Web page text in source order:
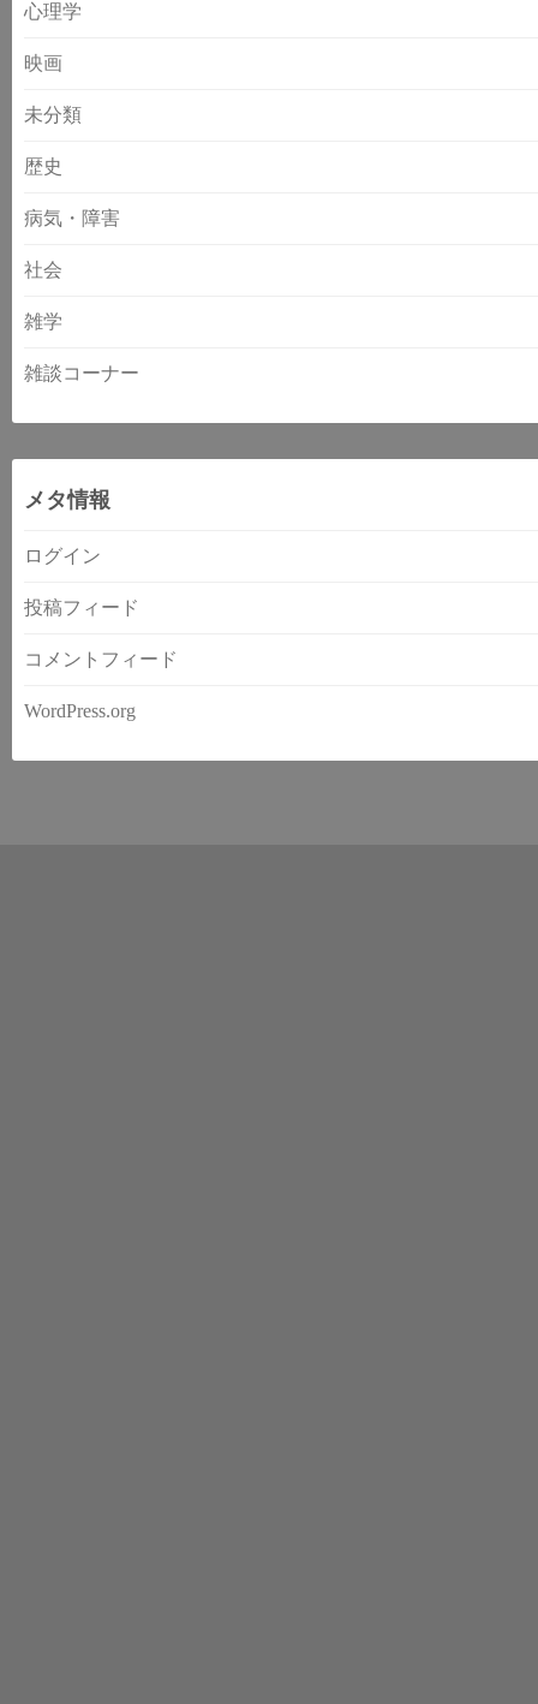
心理学
映画
未分類
歴史
病気・障害
社会
雑学
雑談コーナー
メタ情報
ログイン
投稿フィード
コメントフィード
WordPress.org